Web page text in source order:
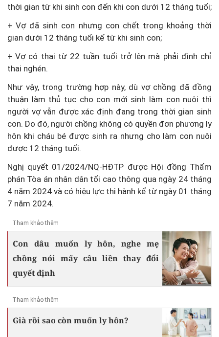
thời gian từ khi sinh con đến khi con dưới 12 tháng tuổi;
+ Vợ đã sinh con nhưng con chết trong khoảng thời
gian dưới 12 tháng tuổi kể từ khi sinh con;
+ Vợ có thai từ 22 tuần tuổi trở lên mà phải đình chỉ
thai nghén.
Như vậy, trong trường hợp này, dù vợ chồng đã đồng
thuận làm thủ tục cho con mới sinh làm con nuôi thì
người vợ vẫn được xác định đang trong thời gian sinh
con. Do đó, người chồng không có quyền đơn phương ly
hôn khi cháu bé được sinh ra nhưng cho làm con nuôi
được 12 tháng tuổi.
Nghị quyết 01/2024/NQ-HĐTP được Hội đồng Thẩm
phán Tòa án nhân dân tối cao thông qua ngày 24 tháng
4 năm 2024 và có hiệu lực thi hành kể từ ngày 01 tháng
7 năm 2024.
Tham khảo thêm
Con dâu muốn ly hôn, nghe mẹ
chồng nói mấy câu liền thay đổi
quyết định
Tham khảo thêm
Già rồi sao còn muốn ly hôn?